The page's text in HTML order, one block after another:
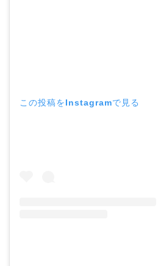
この投稿をInstagramで見る